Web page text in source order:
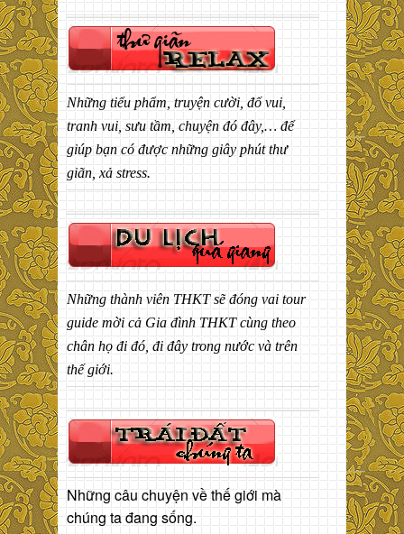
Những tiểu phẩm, truyện cười, đố vui,
tranh vui, sưu tầm, chuyện đó đây,… để
giúp bạn có được những giây phút thư
giãn, xả stress.
Những thành viên THKT sẽ đóng vai tour
guide mời cả Gia đình THKT cùng theo
chân họ đi đó, đi đây trong nước và trên
thế giới.
Những câu chuyện về thế giới mà
chúng ta đang sống.